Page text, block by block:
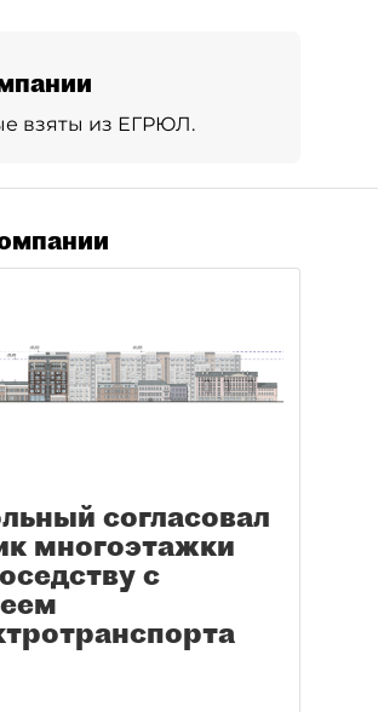
взяты из ЕГРЮЛ.
согласовал
многоэтажки
с